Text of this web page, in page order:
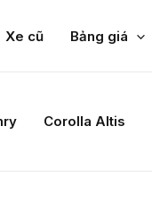
Xe cũ Bảng giá
Corolla Altis